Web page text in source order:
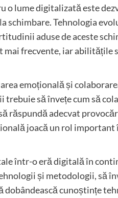
o lume digitalizată este
schimbare. Tehnologia
aduse de aceste
frecvente, iar abilitățile
emoțională și
să învețe cum să
răspundă adecvat
joacă un rol important
într-o eră digitală în
și metodologii, să
dobândească cunoștințe